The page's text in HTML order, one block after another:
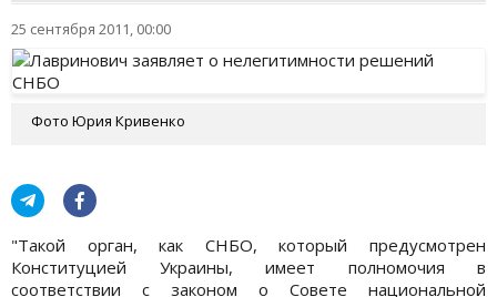
25 сентября 2011, 00:00
Фото Юрия Кривенко
"Такой орган, как СНБО, который предусмотрен
Конституцией Украины, имеет полномочия в
соответствии с законом о Совете национальной